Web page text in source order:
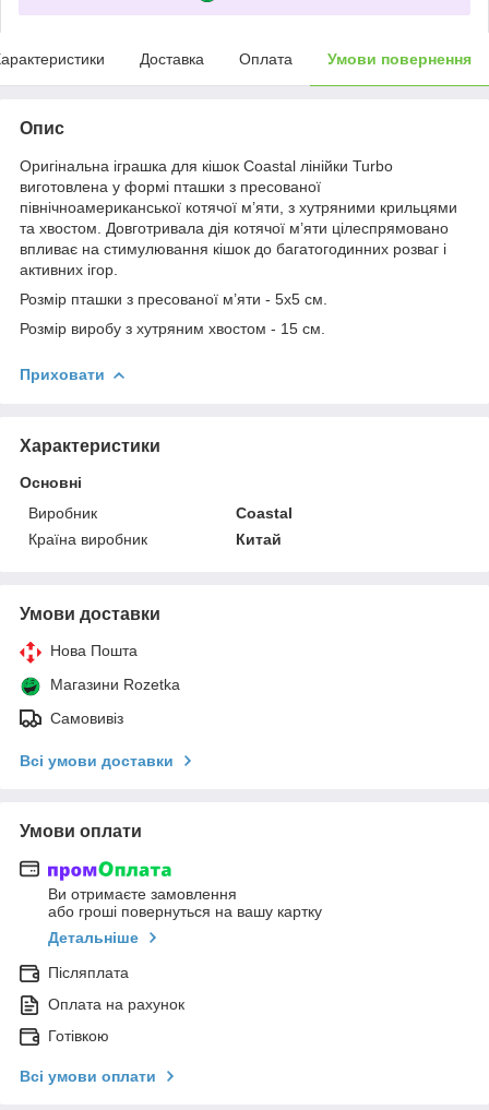
Доставка Оплата Умови повернення
Опис
Оригінальна іграшка для кішок Coastal лінійки Turbo
виготовлена у формі пташки з пресованої
північноамериканської котячої м’яти, з хутряними крильцями
та хвостом. Довготривала дія котячої м’яти цілеспрямовано
впливає на стимулювання кішок до багатогодинних розваг і
активних ігор.
Розмір пташки з пресованої м’яти - 5х5 см.
Розмір виробу з хутряним хвостом - 15 см.
Приховати
Характеристики
Основні
Виробник
Coastal
Країна виробник
Китай
Умови доставки
Нова Пошта
Магазини Rozetka
Самовивіз
Всі умови доставки
Умови оплати
Ви отримаєте замовлення
або гроші повернуться на вашу картку
Детальніше
Післяплата
Оплата на рахунок
Готівкою
Всі умови оплати